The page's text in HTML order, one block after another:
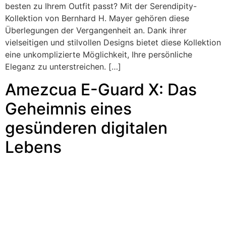
besten zu Ihrem Outfit passt? Mit der Serendipity-
Kollektion von Bernhard H. Mayer gehören diese
Überlegungen der Vergangenheit an. Dank ihrer
vielseitigen und stilvollen Designs bietet diese Kollektion
eine unkomplizierte Möglichkeit, Ihre persönliche
Eleganz zu unterstreichen. […]
Amezcua E-Guard X: Das
Geheimnis eines
gesünderen digitalen
Lebens